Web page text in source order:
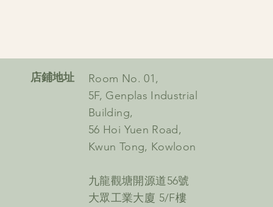
​店鋪地址
Room No. 01,
5F, Genplas Industrial
Building,
56 Hoi Yuen Road,
Kwun Tong, Kowloon
九龍觀塘開源道56號
大眾工業大廈 5/F樓